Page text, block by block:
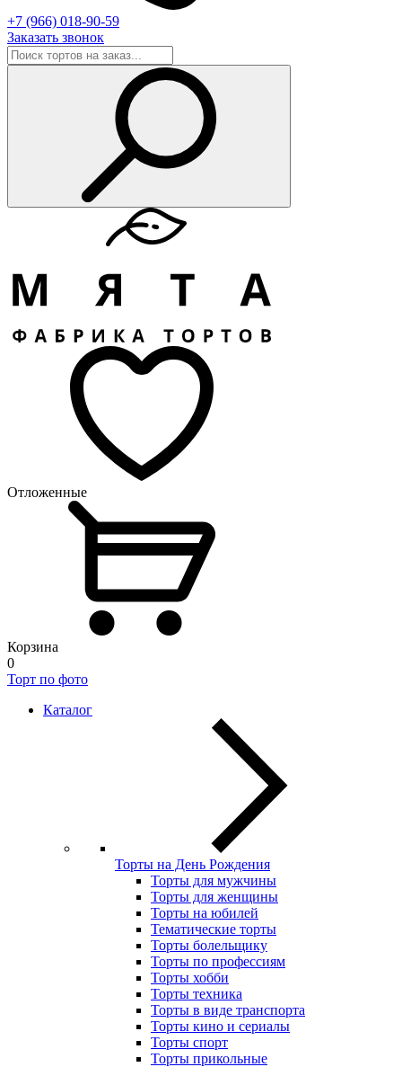
+7 (966) 018-90-59
Заказать звонок
Отложенные
Корзина
0
Торт по фото
Каталог
Торты на День Рождения
Торты для мужчины
Торты для женщины
Торты на юбилей
Тематические торты
Торты болельщику
Торты по профессиям
Торты хобби
Торты техника
Торты в виде транспорта
Торты кино и сериалы
Торты спорт
Торты прикольные